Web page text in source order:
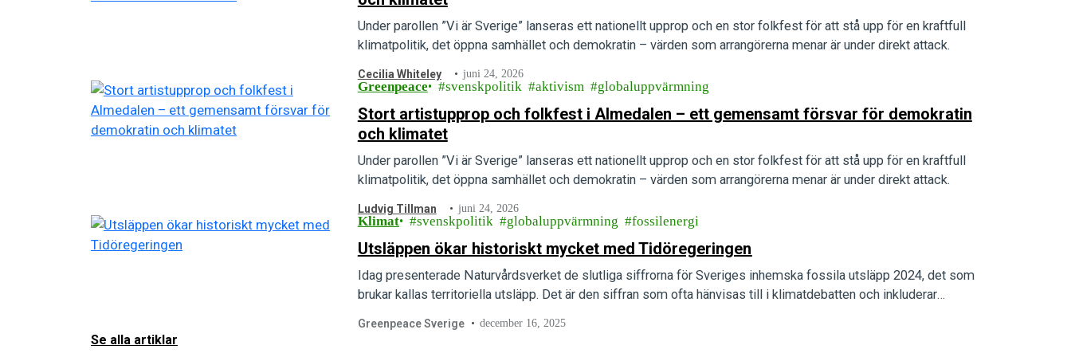
Under parollen ”Vi är Sverige” lanseras ett nationellt upprop och en stor folkfest för att stå upp för en kraftfull
klimatpolitik, det öppna samhället och demokratin – värden som arrangörerna menar är under direkt attack.
Cecilia Whiteley juni 24, 2026
Greenpeace svenskpolitik aktivism globaluppvärmning
Stort artistupprop och folkfest i Almedalen – ett gemensamt försvar för demokratin
och klimatet
Under parollen ”Vi är Sverige” lanseras ett nationellt upprop och en stor folkfest för att stå upp för en kraftfull
klimatpolitik, det öppna samhället och demokratin – värden som arrangörerna menar är under direkt attack.
Ludvig Tillman juni 24, 2026
Klimat svenskpolitik globaluppvärmning fossilenergi
Utsläppen ökar historiskt mycket med Tidöregeringen
Idag presenterade Naturvårdsverket de slutliga siffrorna för Sveriges inhemska fossila utsläpp 2024, det som
brukar kallas territoriella utsläpp. Det är den siffran som ofta hänvisas till i klimatdebatten och inkluderar…
Greenpeace Sverige december 16, 2025
Se alla artiklar